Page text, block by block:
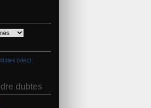
(xtec)
dubtes